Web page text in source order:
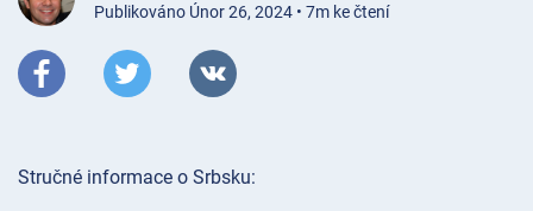
Publikováno Únor 26, 2024 • 7m ke čtení
Stručné informace o Srbsku: